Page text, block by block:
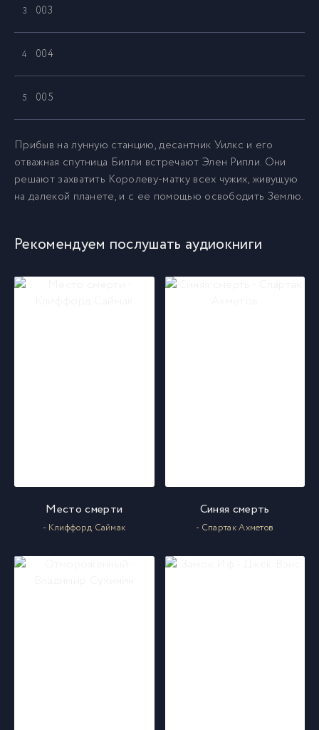
3 003
4 004
5 005
6 006
7 007
14 014
015
Прибыв на лунную станцию, десантник Уилкс и его
отважная спутница Билли встречают Элен Рипли. Они
решают захватить Королеву-матку всех чужих, живущую
на далекой планете, и с ее помощью освободить Землю.
Рекомендуем послушать аудиокниги
Место смерти
- Клиффорд Саймак
Синяя смерть
- Спартак Ахметов